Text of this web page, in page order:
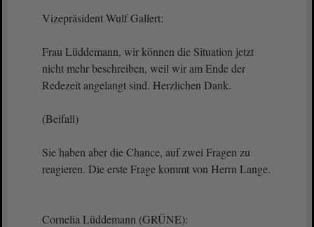
Vizepräsident Wulf Gallert:
Frau Lüddemann, wir können die Situation jetzt
nicht mehr beschreiben, weil wir am Ende der
Redezeit angelangt sind. Herzlichen Dank.
(Beifall)
Sie haben aber die Chance, auf zwei Fragen zu
reagieren. Die erste Frage kommt von Herrn Lange.
Cornelia Lüddemann (GRÜNE):